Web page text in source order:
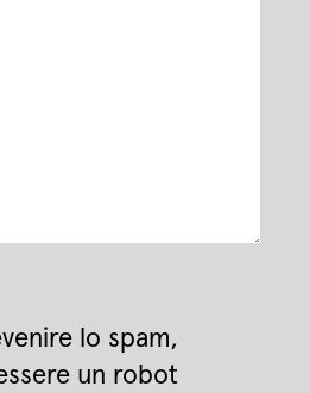
lo spam,
un robot